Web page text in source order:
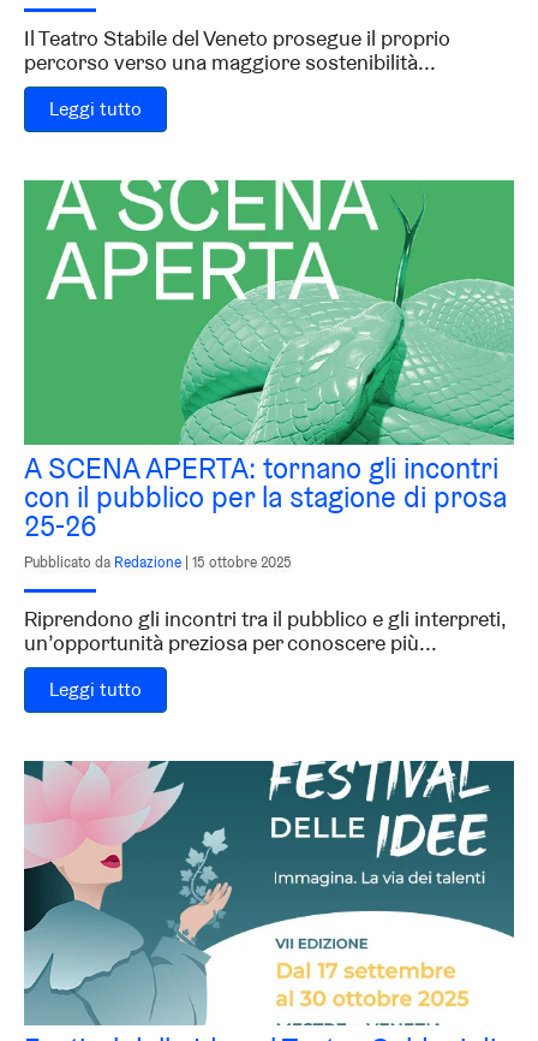
Il Teatro Stabile del Veneto prosegue il proprio
percorso verso una maggiore sostenibilità...
Leggi tutto
A SCENA APERTA: tornano gli incontri
con il pubblico per la stagione di prosa
25-26
Pubblicato da Redazione 15 ottobre 2025
Riprendono gli incontri tra il pubblico e gli interpreti,
un’opportunità preziosa per conoscere più...
Leggi tutto